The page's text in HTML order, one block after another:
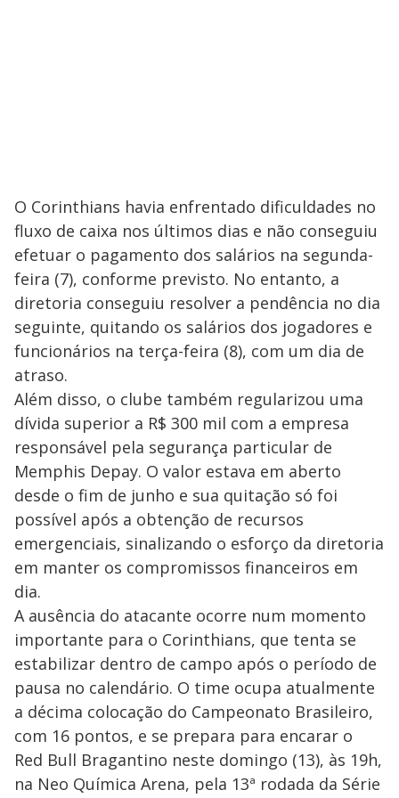
O Corinthians havia enfrentado dificuldades no
fluxo de caixa nos últimos dias e não conseguiu
efetuar o pagamento dos salários na segunda-
feira (7), conforme previsto. No entanto, a
diretoria conseguiu resolver a pendência no dia
seguinte, quitando os salários dos jogadores e
funcionários na terça-feira (8), com um dia de
atraso.
Além disso, o clube também regularizou uma
dívida superior a R$ 300 mil com a empresa
responsável pela segurança particular de
Memphis Depay. O valor estava em aberto
desde o fim de junho e sua quitação só foi
possível após a obtenção de recursos
emergenciais, sinalizando o esforço da diretoria
em manter os compromissos financeiros em
dia.
A ausência do atacante ocorre num momento
importante para o Corinthians, que tenta se
estabilizar dentro de campo após o período de
pausa no calendário. O time ocupa atualmente
a décima colocação do Campeonato Brasileiro,
com 16 pontos, e se prepara para encarar o
Red Bull Bragantino neste domingo (13), às 19h,
na Neo Química Arena, pela 13ª rodada da Série